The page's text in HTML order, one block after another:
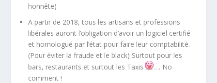
honnête)
A partir de 2018, tous les artisans et professions
libérales auront l’obligation d’avoir un logiciel certifié
et homologué par l’état pour faire leur comptabilité.
(Pour éviter la fraude et le black) Surtout pour les
bars, restaurants et surtout les Taxis.
…. No
comment !